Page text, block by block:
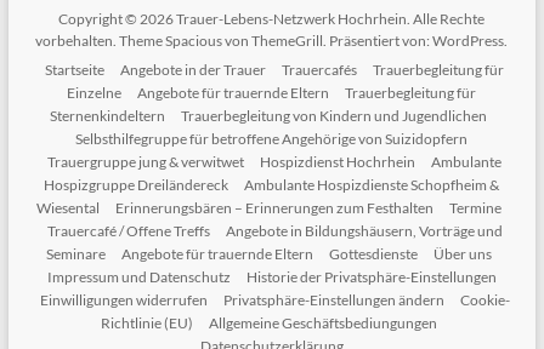
Copyright © 2026Trauer-Lebens-Netzwerk Hochrhein. Alle Rechte
vorbehalten. ThemeSpaciousvon ThemeGrill. Präsentiert von:WordPress.
Startseite
Angebote in der Trauer Trauercafés
Trauerbegleitung für
Einzelne
Angebote für trauernde Eltern
Trauerbegleitung für
Sternenkindeltern
Trauerbegleitung von Kindern und Jugendlichen
Selbsthilfegruppe für betroffene Angehörige von Suizidopfern
Trauergruppe jung & verwitwet
Hospizdienst Hochrhein
Ambulante
Hospizgruppe Dreiländereck
Ambulante Hospizdienste Schopfheim &
Wiesental
Erinnerungsbären – Erinnerungen zum Festhalten
Termine
Trauercafé / Offene Treffs
Angebote in Bildungshäusern, Vorträge und
Seminare
Angebote für trauernde Eltern Gottesdienste
Über uns
Impressum und Datenschutz
Historie der Privatsphäre-Einstellungen
Einwilligungen widerrufen
Privatsphäre-Einstellungen ändern
Cookie-
Richtlinie (EU)
Allgemeine Geschäftsbediungungen